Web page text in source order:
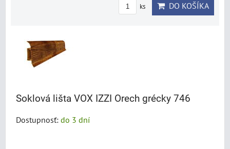
ks DO KOŠÍKA
Soklová lišta VOX IZZI Orech grécky 746
Dostupnosť: do 3 dní